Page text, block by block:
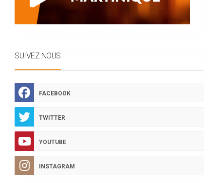
SUIVEZ NOUS
FACEBOOK
TWITTER
YOUTUBE
INSTAGRAM